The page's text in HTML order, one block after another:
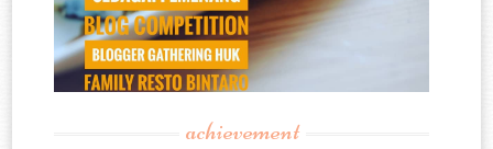
achievement